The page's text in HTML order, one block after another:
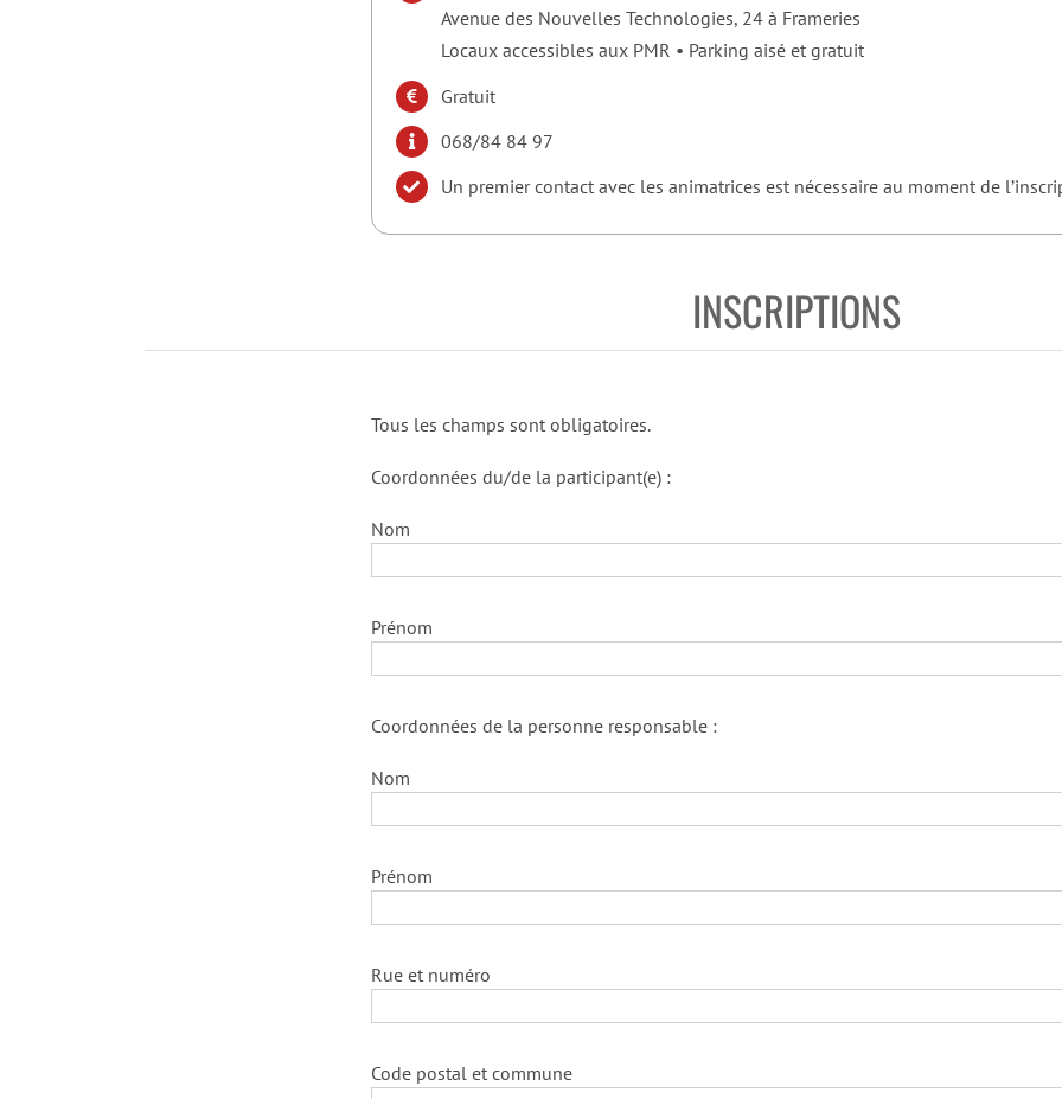
Avenue des Nouvelles Technologies, 24 à Frameries
Locaux accessibles aux PMR • Parking aisé et gratuit
Gratuit
068/84 84 97
Un premier contact avec les animatrices est nécessaire au moment de
INSCRIPTIONS
Tous les champs sont obligatoires.
Coordonnées du/de la participant(e) :
Nom
Prénom
Coordonnées de la personne responsable :
Nom
Prénom
Rue et numéro
Code postal et commune